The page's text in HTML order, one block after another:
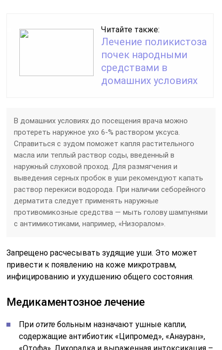
Читайте также:
Лечение поликистоза
почек народными
средствами в
домашних условиях
В домашних условиях до посещения врача можно
протереть наружное ухо 6-% раствором уксуса.
Справиться с зудом поможет капля растительного
масла или теплый раствор соды, введенный в
наружный слуховой проход. Для размягчения и
выведения серных пробок в уши рекомендуют капать
раствор перекиси водорода. При наличии себорейного
дерматита следует применять наружные
противомикозные средства — мыть голову шампунями
с антимикотиками, например, «Низоралом».
Запрещено расчесывать зудящие уши. Это может
привести к появлению на коже микротравм,
инфицированию и ухудшению общего состояния.
Медикаментозное лечение
Приотите больным назначают ушные капли,
содержащие антибиотик «Ципромед», «Анауран»,